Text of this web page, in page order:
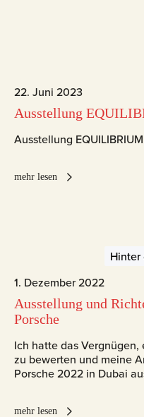
22. Juni 2023
Ausstellung
Ausstellung
mehr lesen
Hinter
1. Dezember 2022
Ausstellung und
Porsche
Ich hatte das
zu bewerten und meine
Porsche 2022 in Dubai
mehr lesen